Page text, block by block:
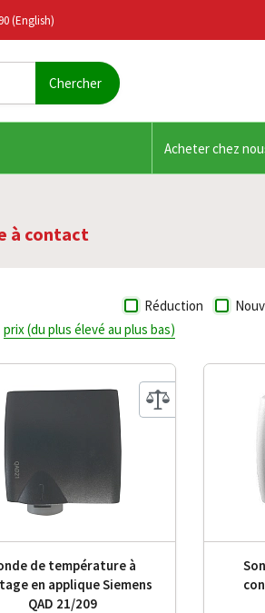
(English)
Acheter chez
à contact
Réduction
prix (du plus élevé au plus bas)
de température à
en applique Siemens
QAD 21/209